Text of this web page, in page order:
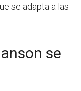
se adapta a las
se